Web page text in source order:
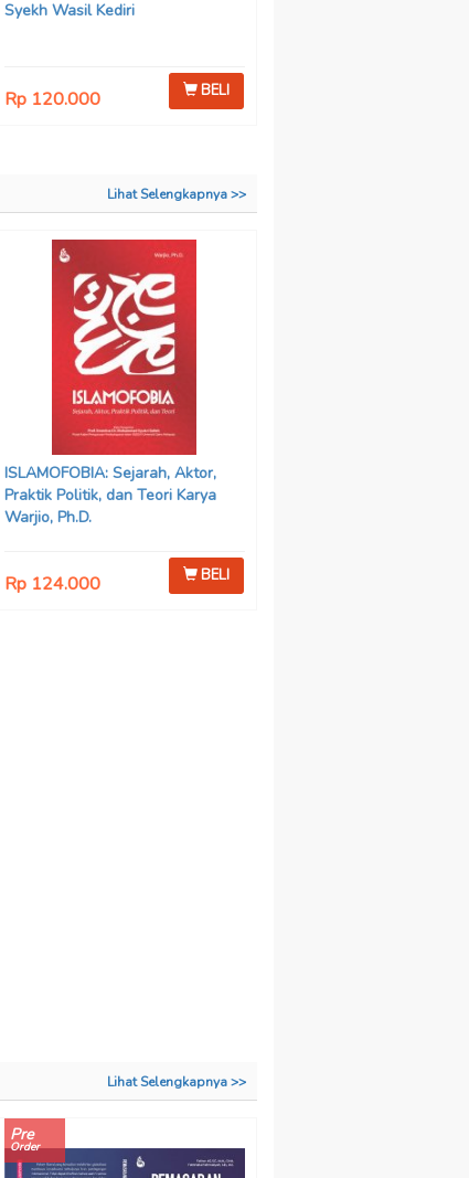
Syekh Wasil Kediri
Rp 120.000 BELI
Lihat Selengkapnya >>
ISLAMOFOBIA: Sejarah, Aktor,
Praktik Politik, dan Teori Karya
Warjio, Ph.D.
Rp 124.000 BELI
Lihat Selengkapnya >>
Pre
Order